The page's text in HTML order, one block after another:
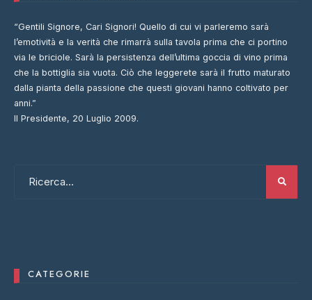
“Gentili Signore, Cari Signori! Quello di cui vi parleremo sarà
l’emotività e la verità che rimarrà sulla tavola prima che ci portino
via le briciole. Sarà la persistenza dell’ultima goccia di vino prima
che la bottiglia sia vuota. Ciò che leggerete sarà il frutto maturato
dalla pianta della passione che questi giovani hanno coltivato per
anni.”
Il Presidente, 20 Luglio 2009.
CATEGORIE